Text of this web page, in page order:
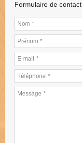
Formulaire de contact
Nom *
Prénom *
E-mail *
Téléphone *
Message *